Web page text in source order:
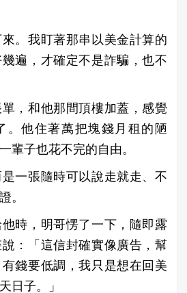
。我盯著那串以美金計算的
遍，才確定不是詐騙，也不
，和他那間頂樓加蓋，感覺
。他住著萬把塊錢月租的陋
輩子也花不完的自由。
一張隨時可以說走就走、不
。
時，明哥愣了一下，隨即露
：「這信封確實像廣告，幫
錢要低調，我只是想在回美
日子。」